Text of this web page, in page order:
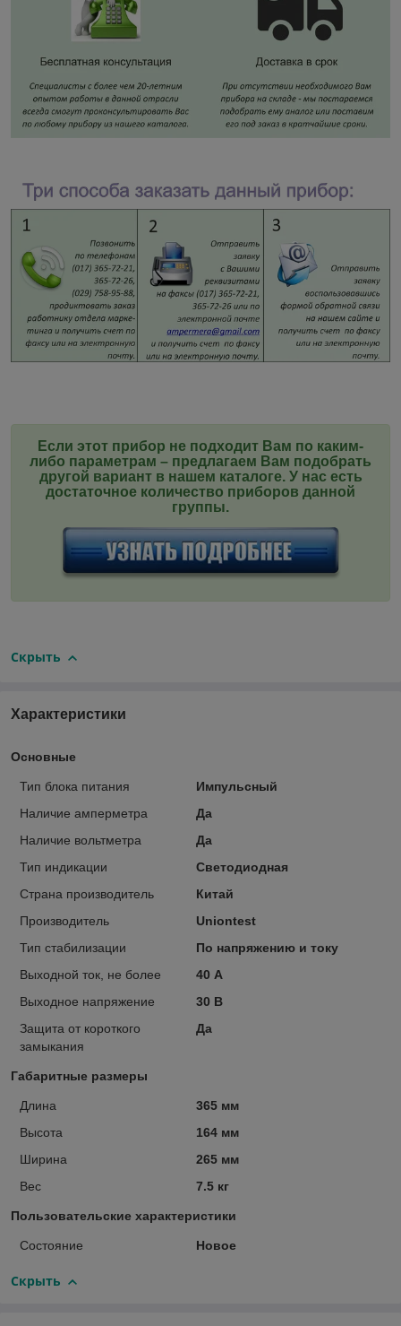
Если этот прибор не подходит Вам по каким-
либо параметрам – предлагаем Вам подобрать
другой вариант в нашем каталоге. У нас есть
достаточное количество приборов данной
группы.
Скрыть
Характеристики
Основные
Тип блока питания
Импульсный
Наличие амперметра
Да
Наличие вольтметра
Да
Тип индикации
Светодиодная
Страна производитель
Китай
Производитель
Uniontest
Тип стабилизации
По напряжению и току
Выходной ток, не более
40 А
Выходное напряжение
30 В
Защита от короткого
замыкания
Да
Габаритные размеры
Длина
365 мм
Высота
164 мм
Ширина
265 мм
Вес
7.5 кг
Пользовательские характеристики
Состояние Hовое
Скрыть